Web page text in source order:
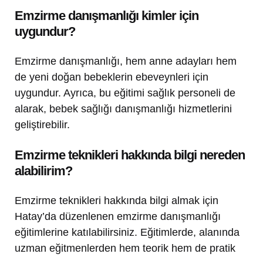
Emzirme danışmanlığı kimler için
uygundur?
Emzirme danışmanlığı, hem anne adayları hem
de yeni doğan bebeklerin ebeveynleri için
uygundur. Ayrıca, bu eğitimi sağlık personeli de
alarak, bebek sağlığı danışmanlığı hizmetlerini
geliştirebilir.
Emzirme teknikleri hakkında bilgi nereden
alabilirim?
Emzirme teknikleri hakkında bilgi almak için
Hatay’da düzenlenen emzirme danışmanlığı
eğitimlerine katılabilirsiniz. Eğitimlerde, alanında
uzman eğitmenlerden hem teorik hem de pratik